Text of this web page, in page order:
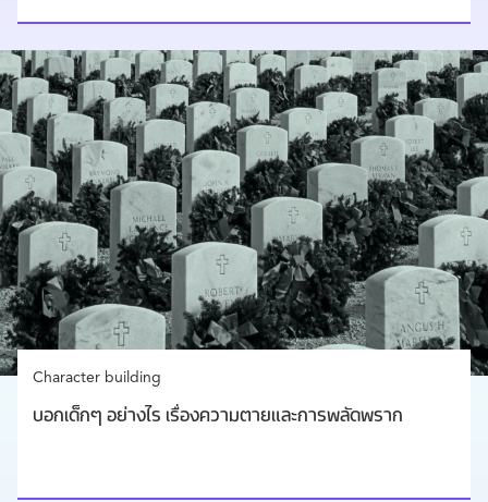
Character building
บอกเด็กๆ อย่างไร เรื่องความตายและการพลัดพราก